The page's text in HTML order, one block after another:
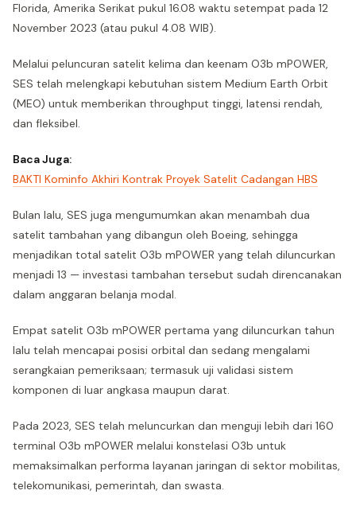
Florida, Amerika Serikat pukul 16.08 waktu setempat pada 12
November 2023 (atau pukul 4.08 WIB).
Melalui peluncuran satelit kelima dan keenam O3b mPOWER,
SES telah melengkapi kebutuhan sistem Medium Earth Orbit
(MEO) untuk memberikan throughput tinggi, latensi rendah,
dan fleksibel.
Baca Juga:
BAKTI Kominfo Akhiri Kontrak Proyek Satelit Cadangan HBS
Bulan lalu, SES juga mengumumkan akan menambah dua
satelit tambahan yang dibangun oleh Boeing, sehingga
menjadikan total satelit O3b mPOWER yang telah diluncurkan
menjadi 13 — investasi tambahan tersebut sudah direncanakan
dalam anggaran belanja modal.
Empat satelit O3b mPOWER pertama yang diluncurkan tahun
lalu telah mencapai posisi orbital dan sedang mengalami
serangkaian pemeriksaan; termasuk uji validasi sistem
komponen di luar angkasa maupun darat.
Pada 2023, SES telah meluncurkan dan menguji lebih dari 160
terminal O3b mPOWER melalui konstelasi O3b untuk
memaksimalkan performa layanan jaringan di sektor mobilitas,
telekomunikasi, pemerintah, dan swasta.